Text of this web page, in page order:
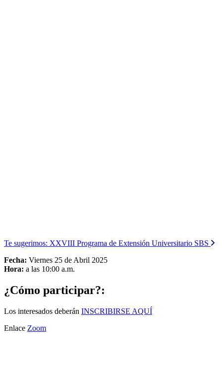
Te sugerimos: XXVIII Programa de Extensión Universitario SBS
Fecha: Viernes 25 de Abril 2025
Hora: a las 10:00 a.m.
¿Cómo participar?:
Los interesados deberán INSCRIBIRSE AQUÍ
Enlace Zoom